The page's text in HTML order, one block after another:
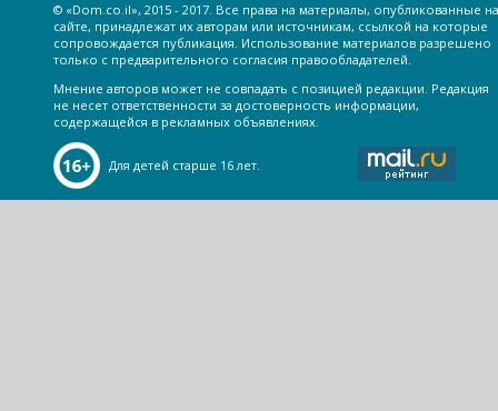
© «Dom.co.il», 2015 - 2017. Все права на материалы, опубликованные на
сайте, принадлежат их авторам или источникам, ссылкой на которые
сопровождается публикация. Использование материалов разрешено
только с предварительного согласия правообладателей.
Мнение авторов может не совпадать с позицией редакции. Редакция
не несет ответственности за достоверность информации,
содержащейся в рекламных объявлениях.
Для детей старше 16 лет.